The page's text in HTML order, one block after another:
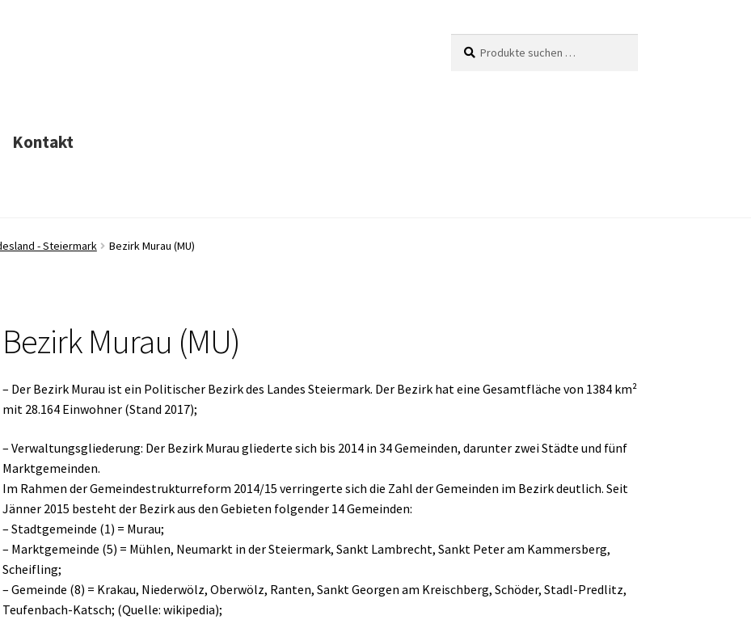
nach:
Kontakt
- Steiermark Bezirk Murau (MU)
Bezirk Murau (MU)
– Der Bezirk Murau ist ein Politischer Bezirk des Landes Steiermark. Der Bezirk hat eine Gesamtfläche von 1384 km²
mit 28.164 Einwohner (Stand 2017);
– Verwaltungsgliederung: Der Bezirk Murau gliederte sich bis 2014 in 34 Gemeinden, darunter zwei Städte und fünf
Marktgemeinden.
Im Rahmen der Gemeindestrukturreform 2014/15 verringerte sich die Zahl der Gemeinden im Bezirk deutlich. Seit
Jänner 2015 besteht der Bezirk aus den Gebieten folgender 14 Gemeinden:
– Stadtgemeinde (1) = Murau;
– Marktgemeinde (5) = Mühlen, Neumarkt in der Steiermark, Sankt Lambrecht, Sankt Peter am Kammersberg,
Scheifling;
– Gemeinde (8) = Krakau, Niederwölz, Oberwölz, Ranten, Sankt Georgen am Kreischberg, Schöder, Stadl-Predlitz,
Teufenbach-Katsch; (Quelle: wikipedia);